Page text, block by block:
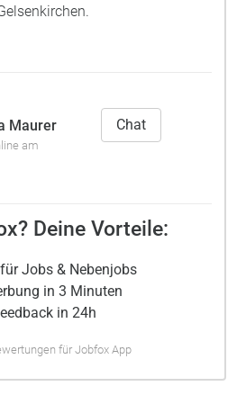
Maurer
am
Chat
Deine Vorteile:
Jobs & Nebenjobs
in 3 Minuten
in 24h
für Jobfox App